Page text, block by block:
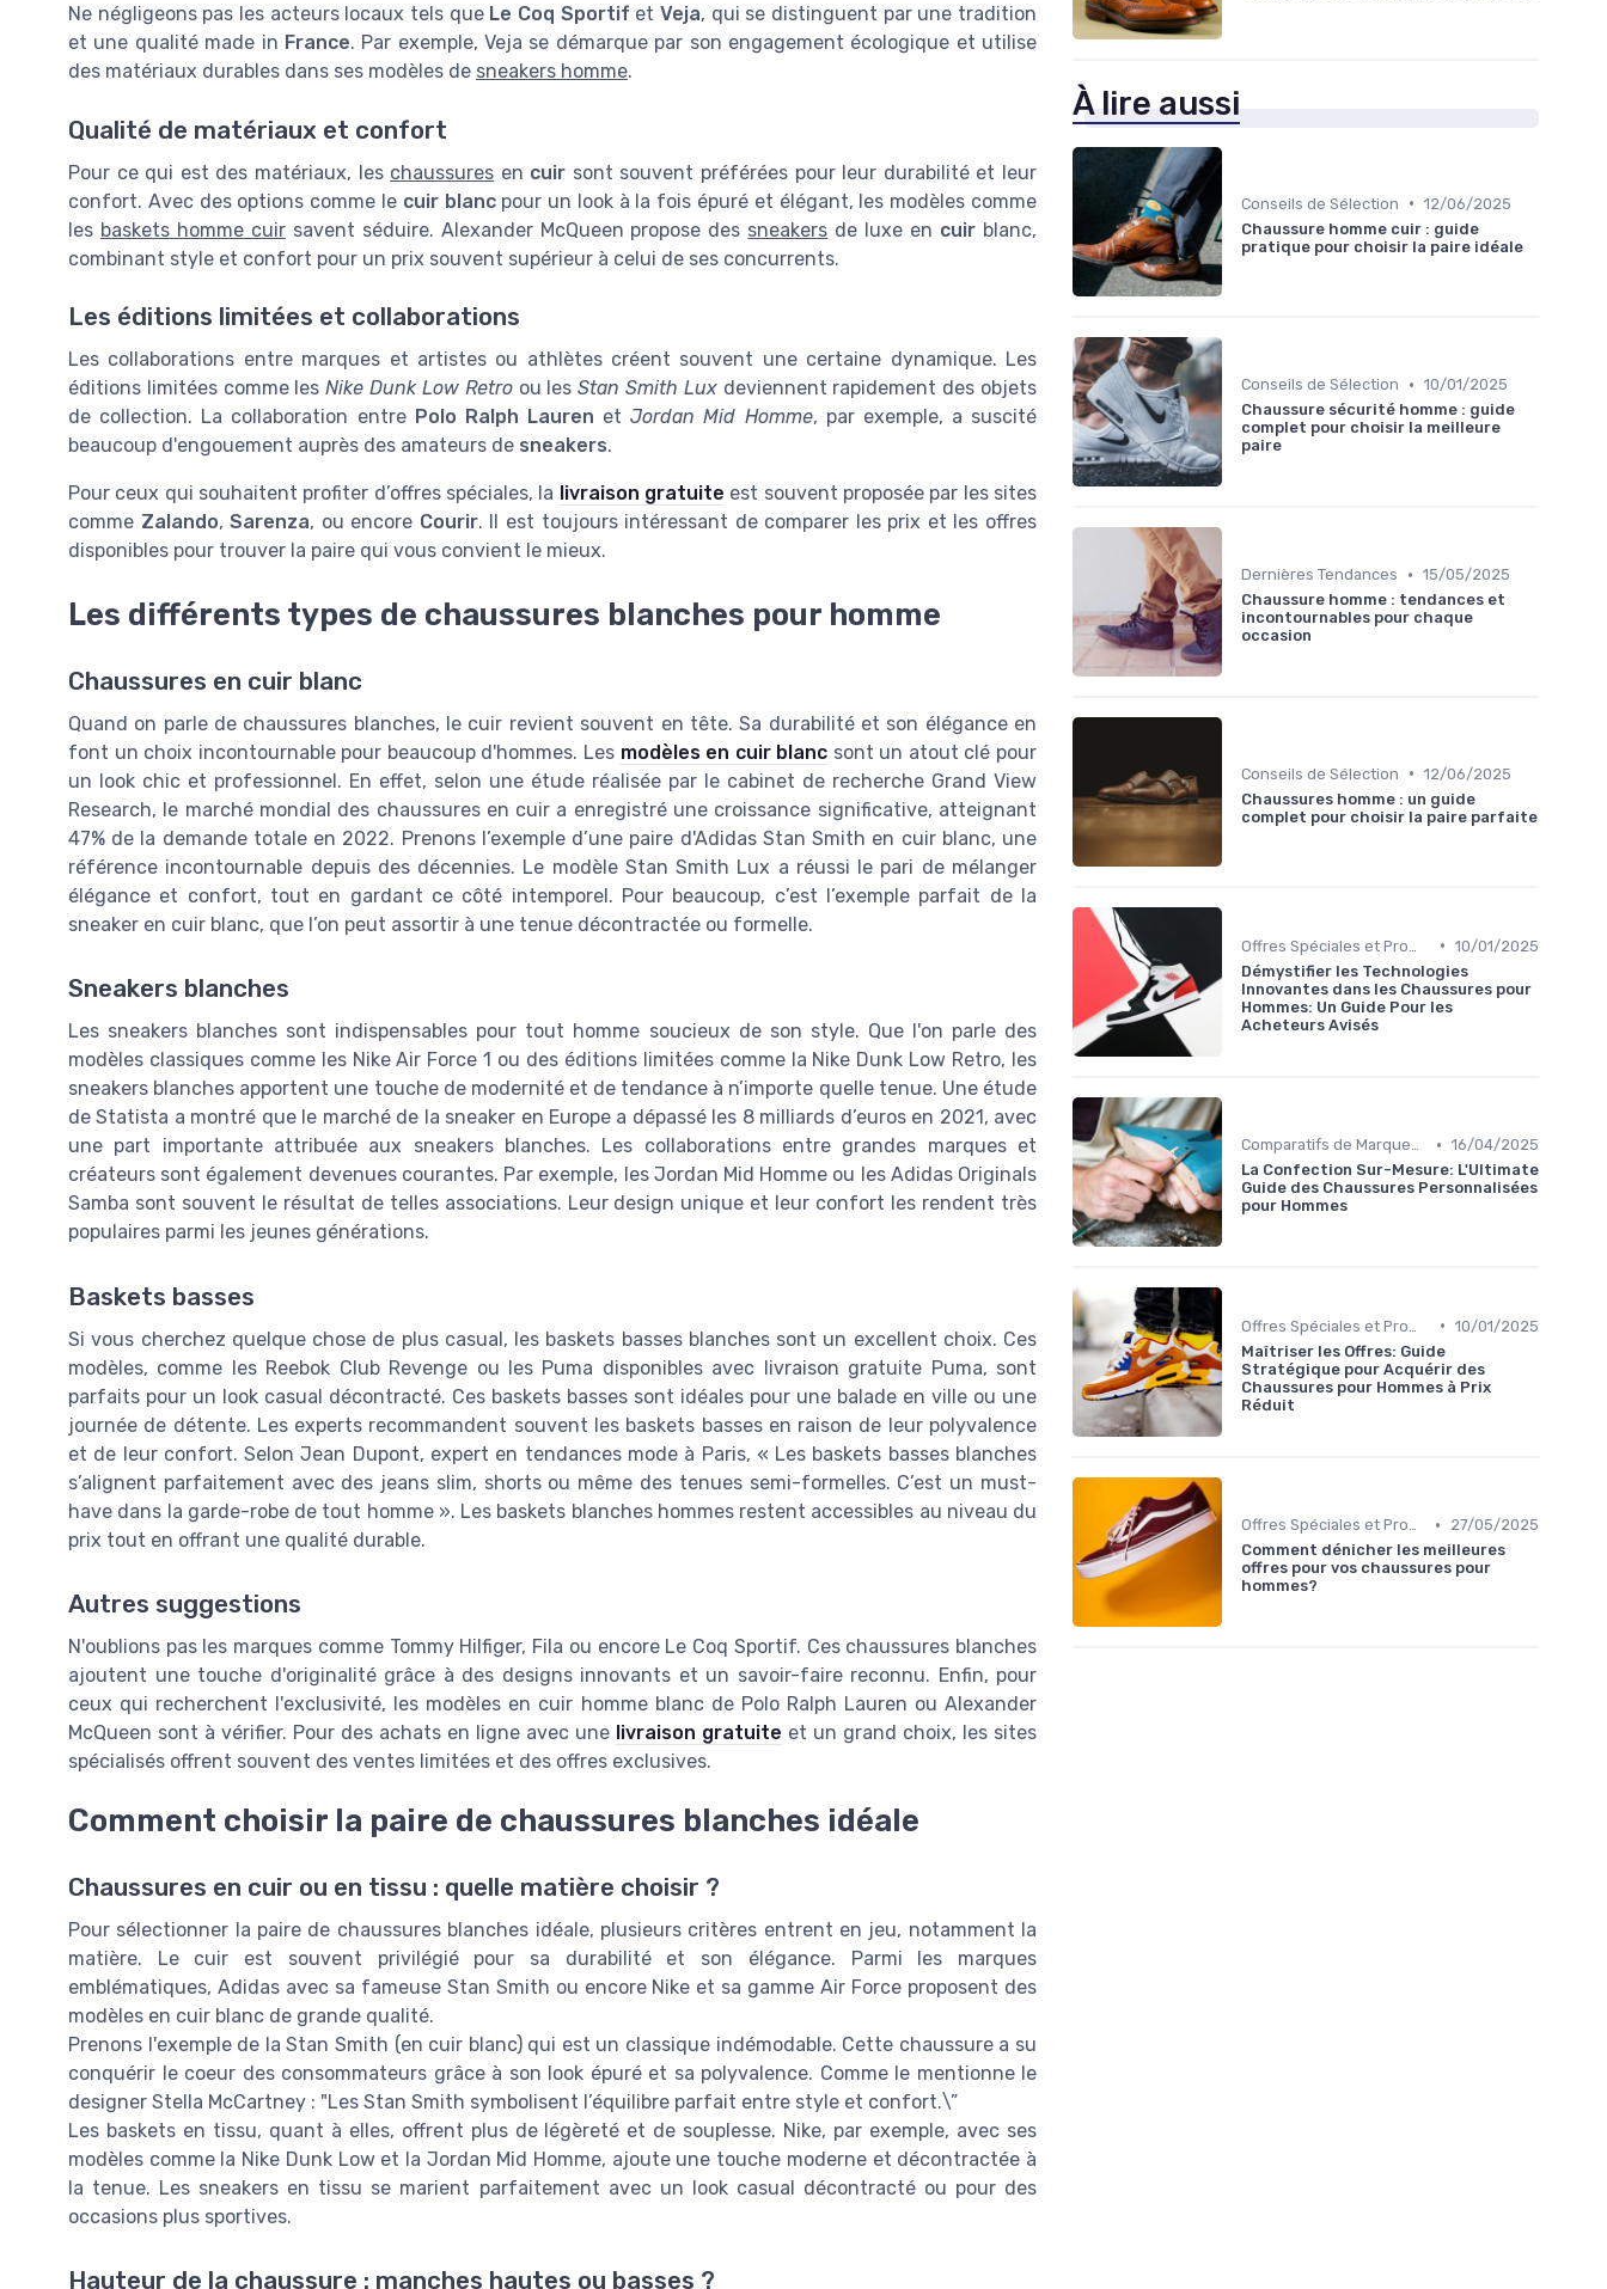
Ne négligeons pas les acteurs locaux tels que Le Coq Sportif etVeja, qui se distinguent par une tradition
et une qualité made in France. Par exemple, Veja se démarque par son engagement écologique et utilise
des matériaux durables dans ses modèles de sneakers homme.
Qualité de matériaux et confort
Pour ce qui est des matériaux, les chaussures en cuir sont souvent préférées pour leur durabilité et leur
confort. Avec des options comme le cuir blancpour un look à la fois épuré et élégant, les modèles comme
les baskets homme cuirsavent séduire. Alexander McQueen propose des sneakers de luxe en cuir blanc,
combinant style et confort pour un prix souvent supérieur à celui de ses concurrents.
Les éditions limitées et collaborations
Les collaborations entre marques et artistes ou athlètes créent souvent une certaine dynamique. Les
éditions limitées comme lesNike Dunk Low Retroou lesStan Smith Luxdeviennent rapidement des objets
de collection. La collaboration entre Polo Ralph Lauren etJordan Mid Homme, par exemple, a suscité
beaucoup d'engouement auprès des amateurs de sneakers.
Pour ceux qui souhaitent profiter d’offres spéciales, la livraison gratuite est souvent proposée par les sites
comme Zalando,Sarenza, ou encore Courir. Il est toujours intéressant de comparer les prix et les offres
disponibles pour trouver la paire qui vous convient le mieux.
Les différents types de chaussures blanches pour homme
Chaussures en cuir blanc
Quand on parle de chaussures blanches, le cuir revient souvent en tête. Sa durabilité et son élégance en
font un choix incontournable pour beaucoup d'hommes. Les modèles en cuir blanc sont un atout clé pour
un look chic et professionnel. En effet, selon une étude réalisée par le cabinet de recherche Grand View
Research, le marché mondial des chaussures en cuir a enregistré une croissance significative, atteignant
47% de la demande totale en 2022. Prenons l’exemple d’une paire d'Adidas Stan Smith en cuir blanc, une
référence incontournable depuis des décennies. Le modèle Stan Smith Lux a réussi le pari de mélanger
élégance et confort, tout en gardant ce côté intemporel. Pour beaucoup, c’est l’exemple parfait de la
sneaker en cuir blanc, que l’on peut assortir à une tenue décontractée ou formelle.
Sneakers blanches
Les sneakers blanches sont indispensables pour tout homme soucieux de son style. Que l'on parle des
modèles classiques comme les Nike Air Force 1 ou des éditions limitées comme la Nike Dunk Low Retro, les
sneakers blanches apportent une touche de modernité et de tendance à n’importe quelle tenue. Une étude
de Statista a montré que le marché de la sneaker en Europe a dépassé les 8 milliards d’euros en 2021, avec
une part importante attribuée aux sneakers blanches. Les collaborations entre grandes marques et
créateurs sont également devenues courantes. Par exemple, les Jordan Mid Homme ou les Adidas Originals
Samba sont souvent le résultat de telles associations. Leur design unique et leur confort les rendent très
populaires parmi les jeunes générations.
Baskets basses
Si vous cherchez quelque chose de plus casual, les baskets basses blanches sont un excellent choix. Ces
modèles, comme les Reebok Club Revenge ou les Puma disponibles avec livraison gratuite Puma, sont
parfaits pour un look casual décontracté. Ces baskets basses sont idéales pour une balade en ville ou une
journée de détente. Les experts recommandent souvent les baskets basses en raison de leur polyvalence
et de leur confort. Selon Jean Dupont, expert en tendances mode à Paris, « Les baskets basses blanches
s’alignent parfaitement avec des jeans slim, shorts ou même des tenues semi-formelles. C’est un must-
have dans la garde-robe de tout homme ». Les baskets blanches hommes restent accessibles au niveau du
prix tout en offrant une qualité durable.
Autres suggestions
N'oublions pas les marques comme Tommy Hilfiger, Fila ou encore Le Coq Sportif. Ces chaussures blanches
ajoutent une touche d'originalité grâce à des designs innovants et un savoir-faire reconnu. Enfin, pour
ceux qui recherchent l'exclusivité, les modèles en cuir homme blanc de Polo Ralph Lauren ou Alexander
McQueen sont à vérifier. Pour des achats en ligne avec une livraison gratuite et un grand choix, les sites
spécialisés offrent souvent des ventes limitées et des offres exclusives.
Comment choisir la paire de chaussures blanches idéale
Chaussures en cuir ou en tissu : quelle matière choisir ?
Pour sélectionner la paire de chaussures blanches idéale, plusieurs critères entrent en jeu, notamment la
matière. Le cuir est souvent privilégié pour sa durabilité et son élégance. Parmi les marques
emblématiques, Adidas avec sa fameuse Stan Smith ou encore Nike et sa gamme Air Force proposent des
modèles en cuir blanc de grande qualité.
Prenons l'exemple de la Stan Smith (en cuir blanc) qui est un classique indémodable. Cette chaussure a su
conquérir le coeur des consommateurs grâce à son look épuré et sa polyvalence. Comme le mentionne le
designer Stella McCartney : "Les Stan Smith symbolisent l’équilibre parfait entre style et confort.\”
Les baskets en tissu, quant à elles, offrent plus de légèreté et de souplesse. Nike, par exemple, avec ses
modèles comme la Nike Dunk Low et la Jordan Mid Homme, ajoute une touche moderne et décontractée à
la tenue. Les sneakers en tissu se marient parfaitement avec un look casual décontracté ou pour des
occasions plus sportives.
Hauteur de la chaussure : manches hautes ou basses ?
À lire aussi
Conseils de Sélection • 12/06/2025
Chaussure homme cuir : guide
pratique pour choisir la paire idéale
Conseils de Sélection • 10/01/2025
Chaussure sécurité homme : guide
complet pour choisir la meilleure
paire
Dernières Tendances • 15/05/2025
Chaussure homme : tendances et
incontournables pour chaque
occasion
Conseils de Sélection • 12/06/2025
Chaussures homme : un guide
complet pour choisir la paire parfaite
• 10/01/2025
Démystifier les Technologies
Innovantes dans les Chaussures pour
Hommes: Un Guide Pour les
Acheteurs Avisés
Comparatifs de Marques et de Prix • 16/04/2025
La Confection Sur-Mesure: L'Ultimate
Guide des Chaussures Personnalisées
pour Hommes
• 10/01/2025
Maîtriser les Offres: Guide
Stratégique pour Acquérir des
Chaussures pour Hommes à Prix
Réduit
Offres Spéciales et Promotions •
27/05/2025
Comment dénicher les meilleures
offres pour vos chaussures pour
hommes?